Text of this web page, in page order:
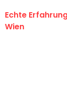
Echte
Wien